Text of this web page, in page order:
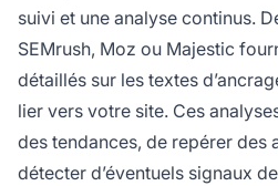
suivi et une analyse continus.
SEMrush, Moz ou Majestic
détaillés sur les textes
lier vers votre site. Ces
des tendances, de repérer des
détecter d’éventuels signaux